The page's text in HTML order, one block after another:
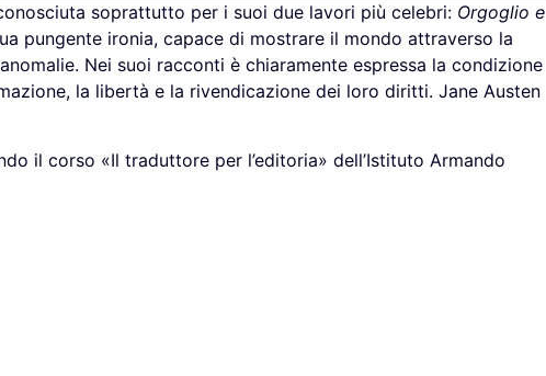
soprattutto per i suoi due lavori più celebri: Orgoglio e
pungente ironia, capace di mostrare il mondo attraverso la
Nei suoi racconti è chiaramente espressa la condizione
la libertà e la rivendicazione dei loro diritti. Jane Austen
il corso «Il traduttore per l’editoria» dell’Istituto Armando